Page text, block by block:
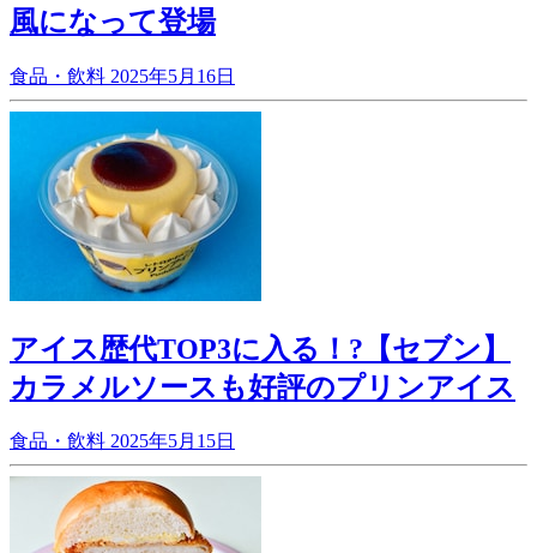
風になって登場
食品・飲料 2025年5月16日
アイス歴代TOP3に入る！?【セブン】
カラメルソースも好評のプリンアイス
食品・飲料 2025年5月15日